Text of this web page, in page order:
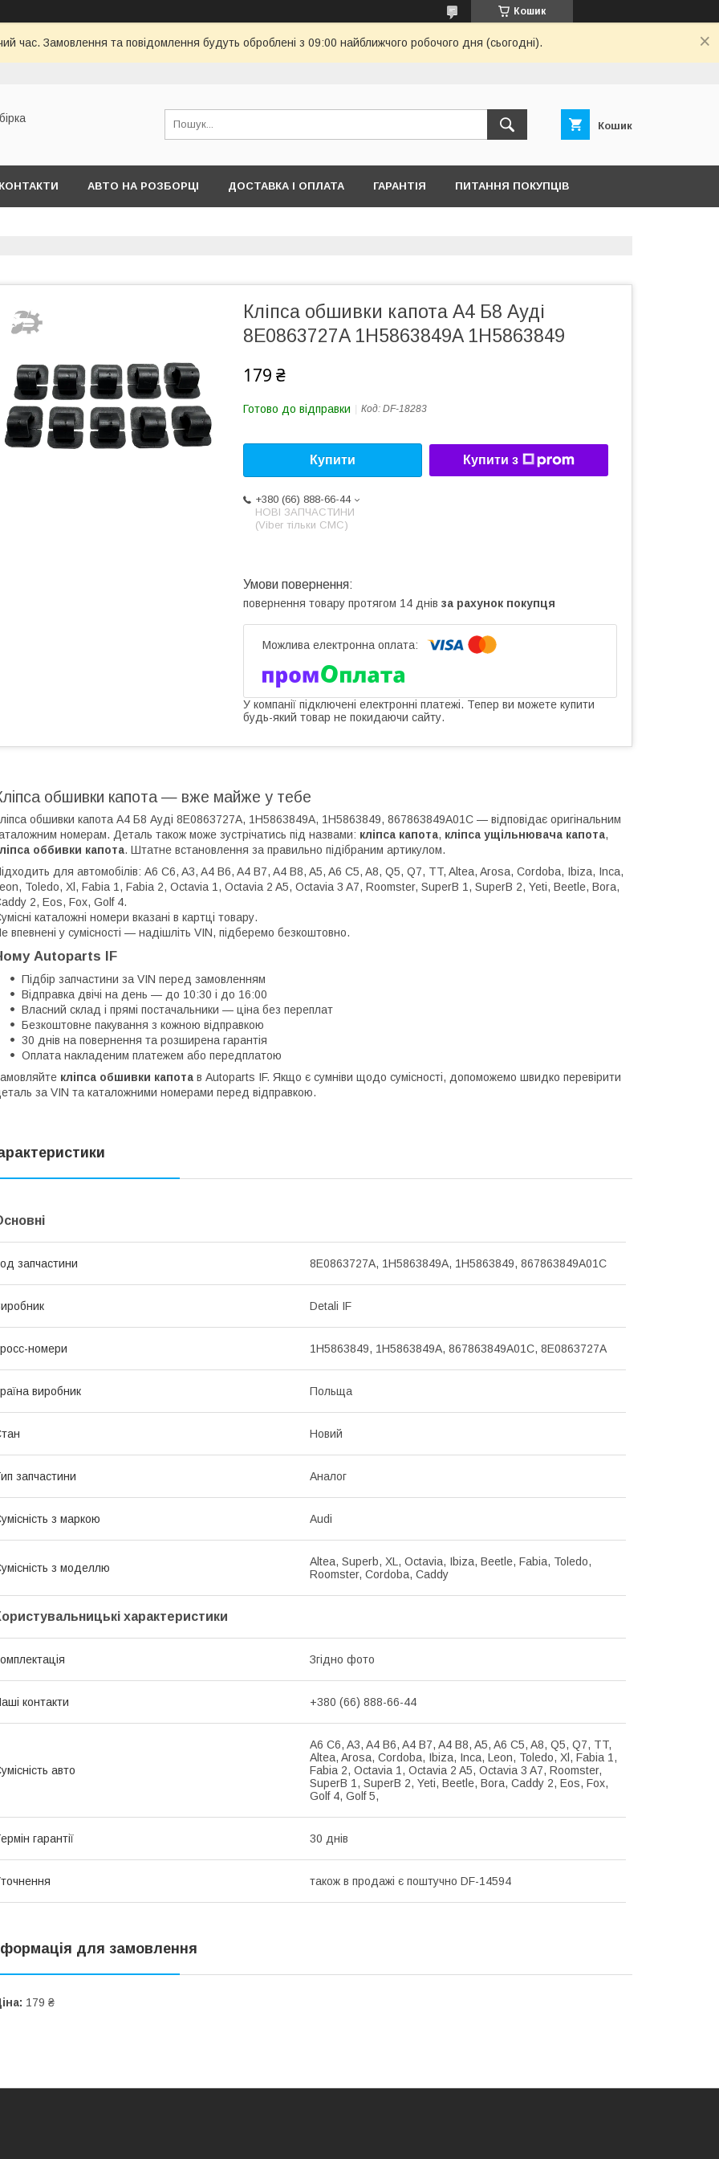
Кошик
час. Замовлення та повідомлення будуть оброблені з 09:00 найближчого робочого дня (сьогодні).
Кошик
КОНТАКТИ АВТО НА РОЗБОРЦІ ДОСТАВКА І ОПЛАТА ГАРАНТІЯ ПИТАННЯ ПОКУПЦІВ
Кліпса обшивки капота А4 Б8 Ауді
8E0863727A 1H5863849A 1H5863849
179 ₴
Готово до відправки Код: DF-18283
Купити Купити з
+380 (66) 888-66-44
НОВІ ЗАПЧАСТИНИ
(Viber тільки СМС)
повернення товару протягом 14 днів за рахунок покупця
У компанії підключені електронні платежі. Тепер ви можете купити
будь-який товар не покидаючи сайту.
обшивки капота — вже майже у тебе
обшивки капота А4 Б8 Ауді 8E0863727A, 1H5863849A, 1H5863849, 867863849A01C — відповідає оригінальним
номерам. Деталь також може зустрічатись під назвами: кліпса капота, кліпса ущільнювача капота,
оббивки капота. Штатне встановлення за правильно підібраним артикулом.
для автомобілів: A6 C6, A3, A4 B6, A4 B7, A4 B8, A5, A6 C5, A8, Q5, Q7, TT, Altea, Arosa, Cordoba, Ibiza, Inca,
Toledo, Xl, Fabia 1, Fabia 2, Octavia 1, Octavia 2 A5, Octavia 3 A7, Roomster, SuperB 1, SuperB 2, Yeti, Beetle, Bora,
2, Eos, Fox, Golf 4.
каталожні номери вказані в картці товару.
впевнені у сумісності — надішліть VIN, підберемо безкоштовно.
Autoparts IF
Підбір запчастини за VIN перед замовленням
Відправка двічі на день — до 10:30 і до 16:00
Власний склад і прямі постачальники — ціна без переплат
Безкоштовне пакування з кожною відправкою
30 днів на повернення та розширена гарантія
Оплата накладеним платежем або передплатою
кліпса обшивки капота в Autoparts IF. Якщо є сумніви щодо сумісності, допоможемо швидко перевірити
за VIN та каталожними номерами перед відправкою.
запчастини 8E0863727A, 1H5863849A, 1H5863849, 867863849A01C
Detali IF
номери 1H5863849, 1H5863849A, 867863849A01C, 8E0863727A
виробник Польща
Новий
запчастини Аналог
з маркою Audi
з моделлю
Altea, Superb, XL, Octavia, Ibiza, Beetle, Fabia, Toledo,
Roomster, Cordoba, Caddy
характеристики
Згідно фото
контакти +380 (66) 888-66-44
авто
A6 C6, A3, A4 B6, A4 B7, A4 B8, A5, A6 C5, A8, Q5, Q7, TT,
Altea, Arosa, Cordoba, Ibiza, Inca, Leon, Toledo, Xl, Fabia 1,
Fabia 2, Octavia 1, Octavia 2 A5, Octavia 3 A7, Roomster,
SuperB 1, SuperB 2, Yeti, Beetle, Bora, Caddy 2, Eos, Fox,
Golf 4, Golf 5,
гарантії 30 днів
також в продажі є поштучно DF-14594
для замовлення
179 ₴